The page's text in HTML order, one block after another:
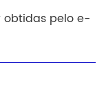
obtidas pelo e-